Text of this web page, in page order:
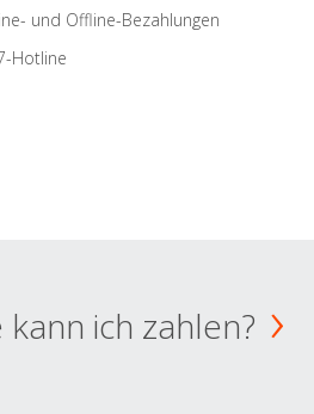
und Offline-Bezahlungen
Hotline
kann ich zahlen?